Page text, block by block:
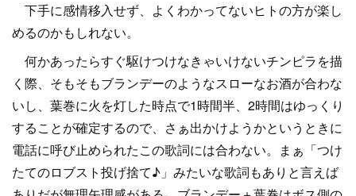
下手に感情移入せず、よくわかってないヒトの方が楽し
めるのかもしれない。
何かあったらすぐ駆けつけなきゃいけないチンピラを描
く際、そもそもブランデーのようなスローなお酒が合わな
いし、葉巻に火を灯した時点で1時間半、2時間はゆっくり
することが確定するので、さぁ出かけようかというときに
電話に呼び止められたこの歌詞には合わない。まぁ「つけ
たてのロブスト投げ捨て♪」みたいな歌詞もありと言えば